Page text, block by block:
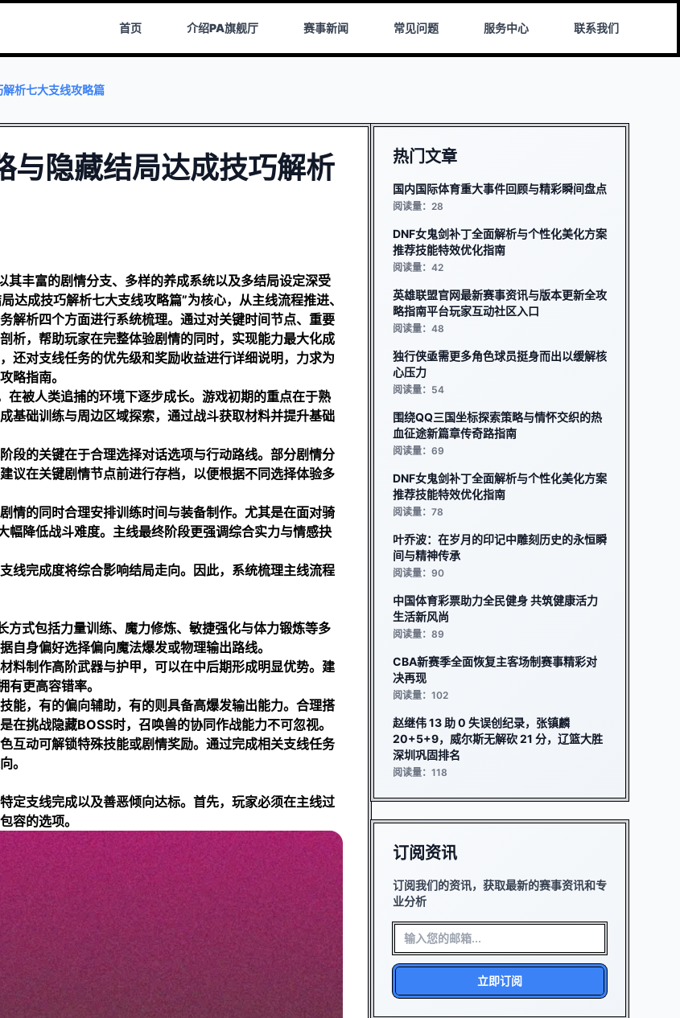
首页 介绍PA旗舰厅 赛事新闻 常见问题 服务中心 联系我们
析七大支线攻略篇
与隐藏结局达成技巧解析
其丰富的剧情分支、多样的养成系统以及多结局设定深受
成技巧解析七大支线攻略篇”为核心，从主线流程推进、
解析四个方面进行系统梳理。通过对关键时间节点、重要
析，帮助玩家在完整体验剧情的同时，实现能力最大化成
还对支线任务的优先级和奖励收益进行详细说明，力求为
略指南。
被人类追捕的环境下逐步成长。游戏初期的重点在于熟
基础训练与周边区域探索，通过战斗获取材料并提升基础
段的关键在于合理选择对话选项与行动路线。部分剧情分
议在关键剧情节点前进行存档，以便根据不同选择体验多
情的同时合理安排训练时间与装备制作。尤其是在面对骑
降低战斗难度。主线最终阶段更强调综合实力与情感抉
线完成度将综合影响结局走向。因此，系统梳理主线流程
式包括力量训练、魔力修炼、敏捷强化与体力锻炼等多
自身偏好选择偏向魔法爆发或物理输出路线。
料制作高阶武器与护甲，可以在中后期形成明显优势。建
更高容错率。
能，有的偏向辅助，有的则具备高爆发输出能力。合理搭
挑战隐藏BOSS时，召唤兽的协同作战能力不可忽视。
互动可解锁特殊技能或剧情奖励。通过完成相关支线任务
。
定支线完成以及善恶倾向达标。首先，玩家必须在主线过
容的选项。
热门文章
国内国际体育重大事件回顾与精彩瞬间盘点
阅读量：28
DNF女鬼剑补丁全面解析与个性化美化方案
推荐技能特效优化指南
阅读量：42
英雄联盟官网最新赛事资讯与版本更新全攻
略指南平台玩家互动社区入口
阅读量：48
独行侠亟需更多角色球员挺身而出以缓解核
心压力
阅读量：54
围绕QQ三国坐标探索策略与情怀交织的热
血征途新篇章传奇路指南
阅读量：69
DNF女鬼剑补丁全面解析与个性化美化方案
推荐技能特效优化指南
阅读量：78
叶乔波：在岁月的印记中雕刻历史的永恒瞬
间与精神传承
阅读量：90
中国体育彩票助力全民健身 共筑健康活力
生活新风尚
阅读量：89
CBA新赛季全面恢复主客场制赛事精彩对
决再现
阅读量：102
赵继伟 13 助 0 失误创纪录，张镇麟
20+5+9，威尔斯无解砍 21 分，辽篮大胜
深圳巩固排名
阅读量：118
订阅资讯
订阅我们的资讯，获取最新的赛事资讯和专
业分析
立即订阅